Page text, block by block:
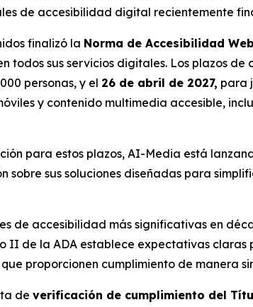
de accesibilidad digital recientemente
finalizó la Norma de Accesibilidad
todos sus servicios digitales. Los plazos de
personas, y el 26 de abril de 2027, para
y contenido multimedia accesible,
para estos plazos, AI-Media está
sus soluciones diseñadas para
de accesibilidad más significativas en
II de la ADA establece expectativas
proporcionen cumplimiento de manera
de verificación de cumplimiento del